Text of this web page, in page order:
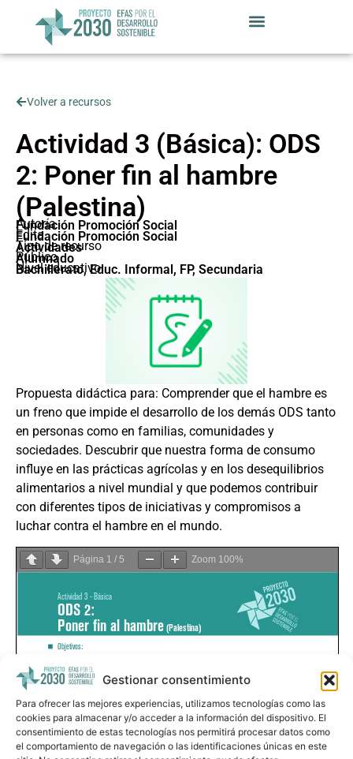
Gestionar consentimiento
Para ofrecer las mejores experiencias, utilizamos tecnologías como las
cookies para almacenar y/o acceder a la información del dispositivo. El
consentimiento de estas tecnologías nos permitirá procesar datos como
el comportamiento de navegación o las identificaciones únicas en este
Volver a recursos
Actividad 3 (Básica): ODS
2: Poner fin al hambre
(Palestina)
Autoría
Fundación Promoción Social
Edita
Fundación Promoción Social
Tipo de recurso
Actividades
Público
Alumnado
Nivel educativo
Bachillerato,Educ. Informal, FP, Secundaria
Propuesta didáctica para: Comprender que el hambre es
un freno que impide el desarrollo de los demás ODS tanto
en personas como en familias, comunidades y
sociedades. Descubrir que nuestra forma de consumo
influye en las prácticas agrícolas y en los desequilibrios
alimentarios a nivel mundial y que podemos contribuir
con diferentes tipos de iniciativas y compromisos a
luchar contra el hambre en el mundo.
Página 1 / 5 Zoom 100%